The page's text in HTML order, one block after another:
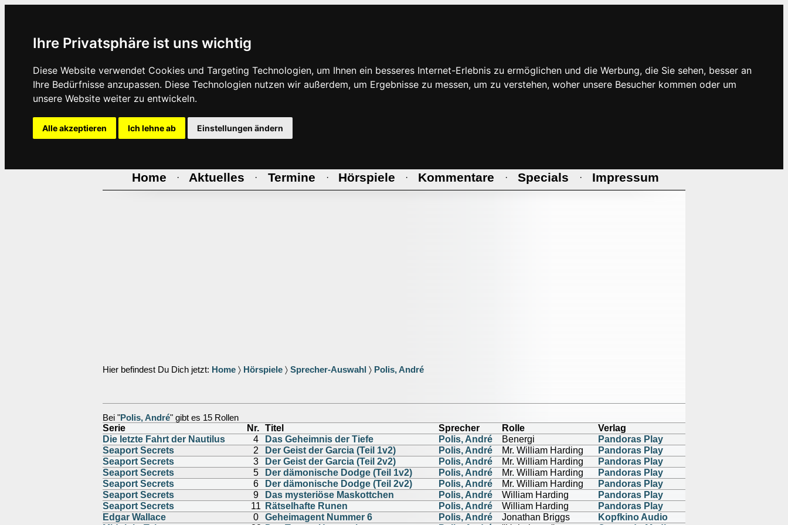
Ihre Privatsphäre ist uns wichtig
Diese Website verwendet Cookies und Targeting Technologien, um Ihnen ein besseres Internet-Erlebnis zu ermöglichen und die Werbung, die Sie sehen, besser an
Ihre Bedürfnisse anzupassen. Diese Technologien nutzen wir außerdem, um Ergebnisse zu messen, um zu verstehen, woher unsere Besucher kommen oder um
unsere Website weiter zu entwickeln.
Alle akzeptieren Ich lehne ab Einstellungen ändern
Home · Aktuelles · Termine · Hörspiele · Kommentare · Specials · Impressum
Hier befindest Du Dich jetzt: Home 〉 Hörspiele 〉 Sprecher-Auswahl 〉 Polis, André
Bei "Polis, André" gibt es 15 Rollen
Serie Nr. Titel Sprecher Rolle
Verlag
Die letzte Fahrt der Nautilus
4 Das Geheimnis der Tiefe Polis, André Benergi
Pandoras Play
Seaport Secrets
2 Der Geist der Garcia (Teil 1v2) Polis, André Mr. William Harding
Pandoras Play
Seaport Secrets
3 Der Geist der Garcia (Teil 2v2) Polis, André Mr. William Harding
Pandoras Play
Seaport Secrets
5 Der dämonische Dodge (Teil 1v2) Polis, André Mr. William Harding
Pandoras Play
Seaport Secrets
6 Der dämonische Dodge (Teil 2v2) Polis, André Mr. William Harding
Pandoras Play
Seaport Secrets
9 Das mysteriöse Maskottchen Polis, André William Harding
Pandoras Play
Seaport Secrets
11 Rätselhafte Runen Polis, André William Harding
Pandoras Play
Edgar Wallace
0 Geheimagent Nummer 6 Polis, André Jonathan Briggs
Kopfkino Audio